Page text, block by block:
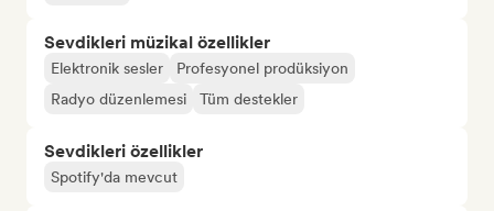
Sevdikleri müzikal özellikler
Elektronik sesler
Profesyonel prodüksiyon
Radyo düzenlemesi
Tüm destekler
Sevdikleri özellikler
Spotify'da mevcut